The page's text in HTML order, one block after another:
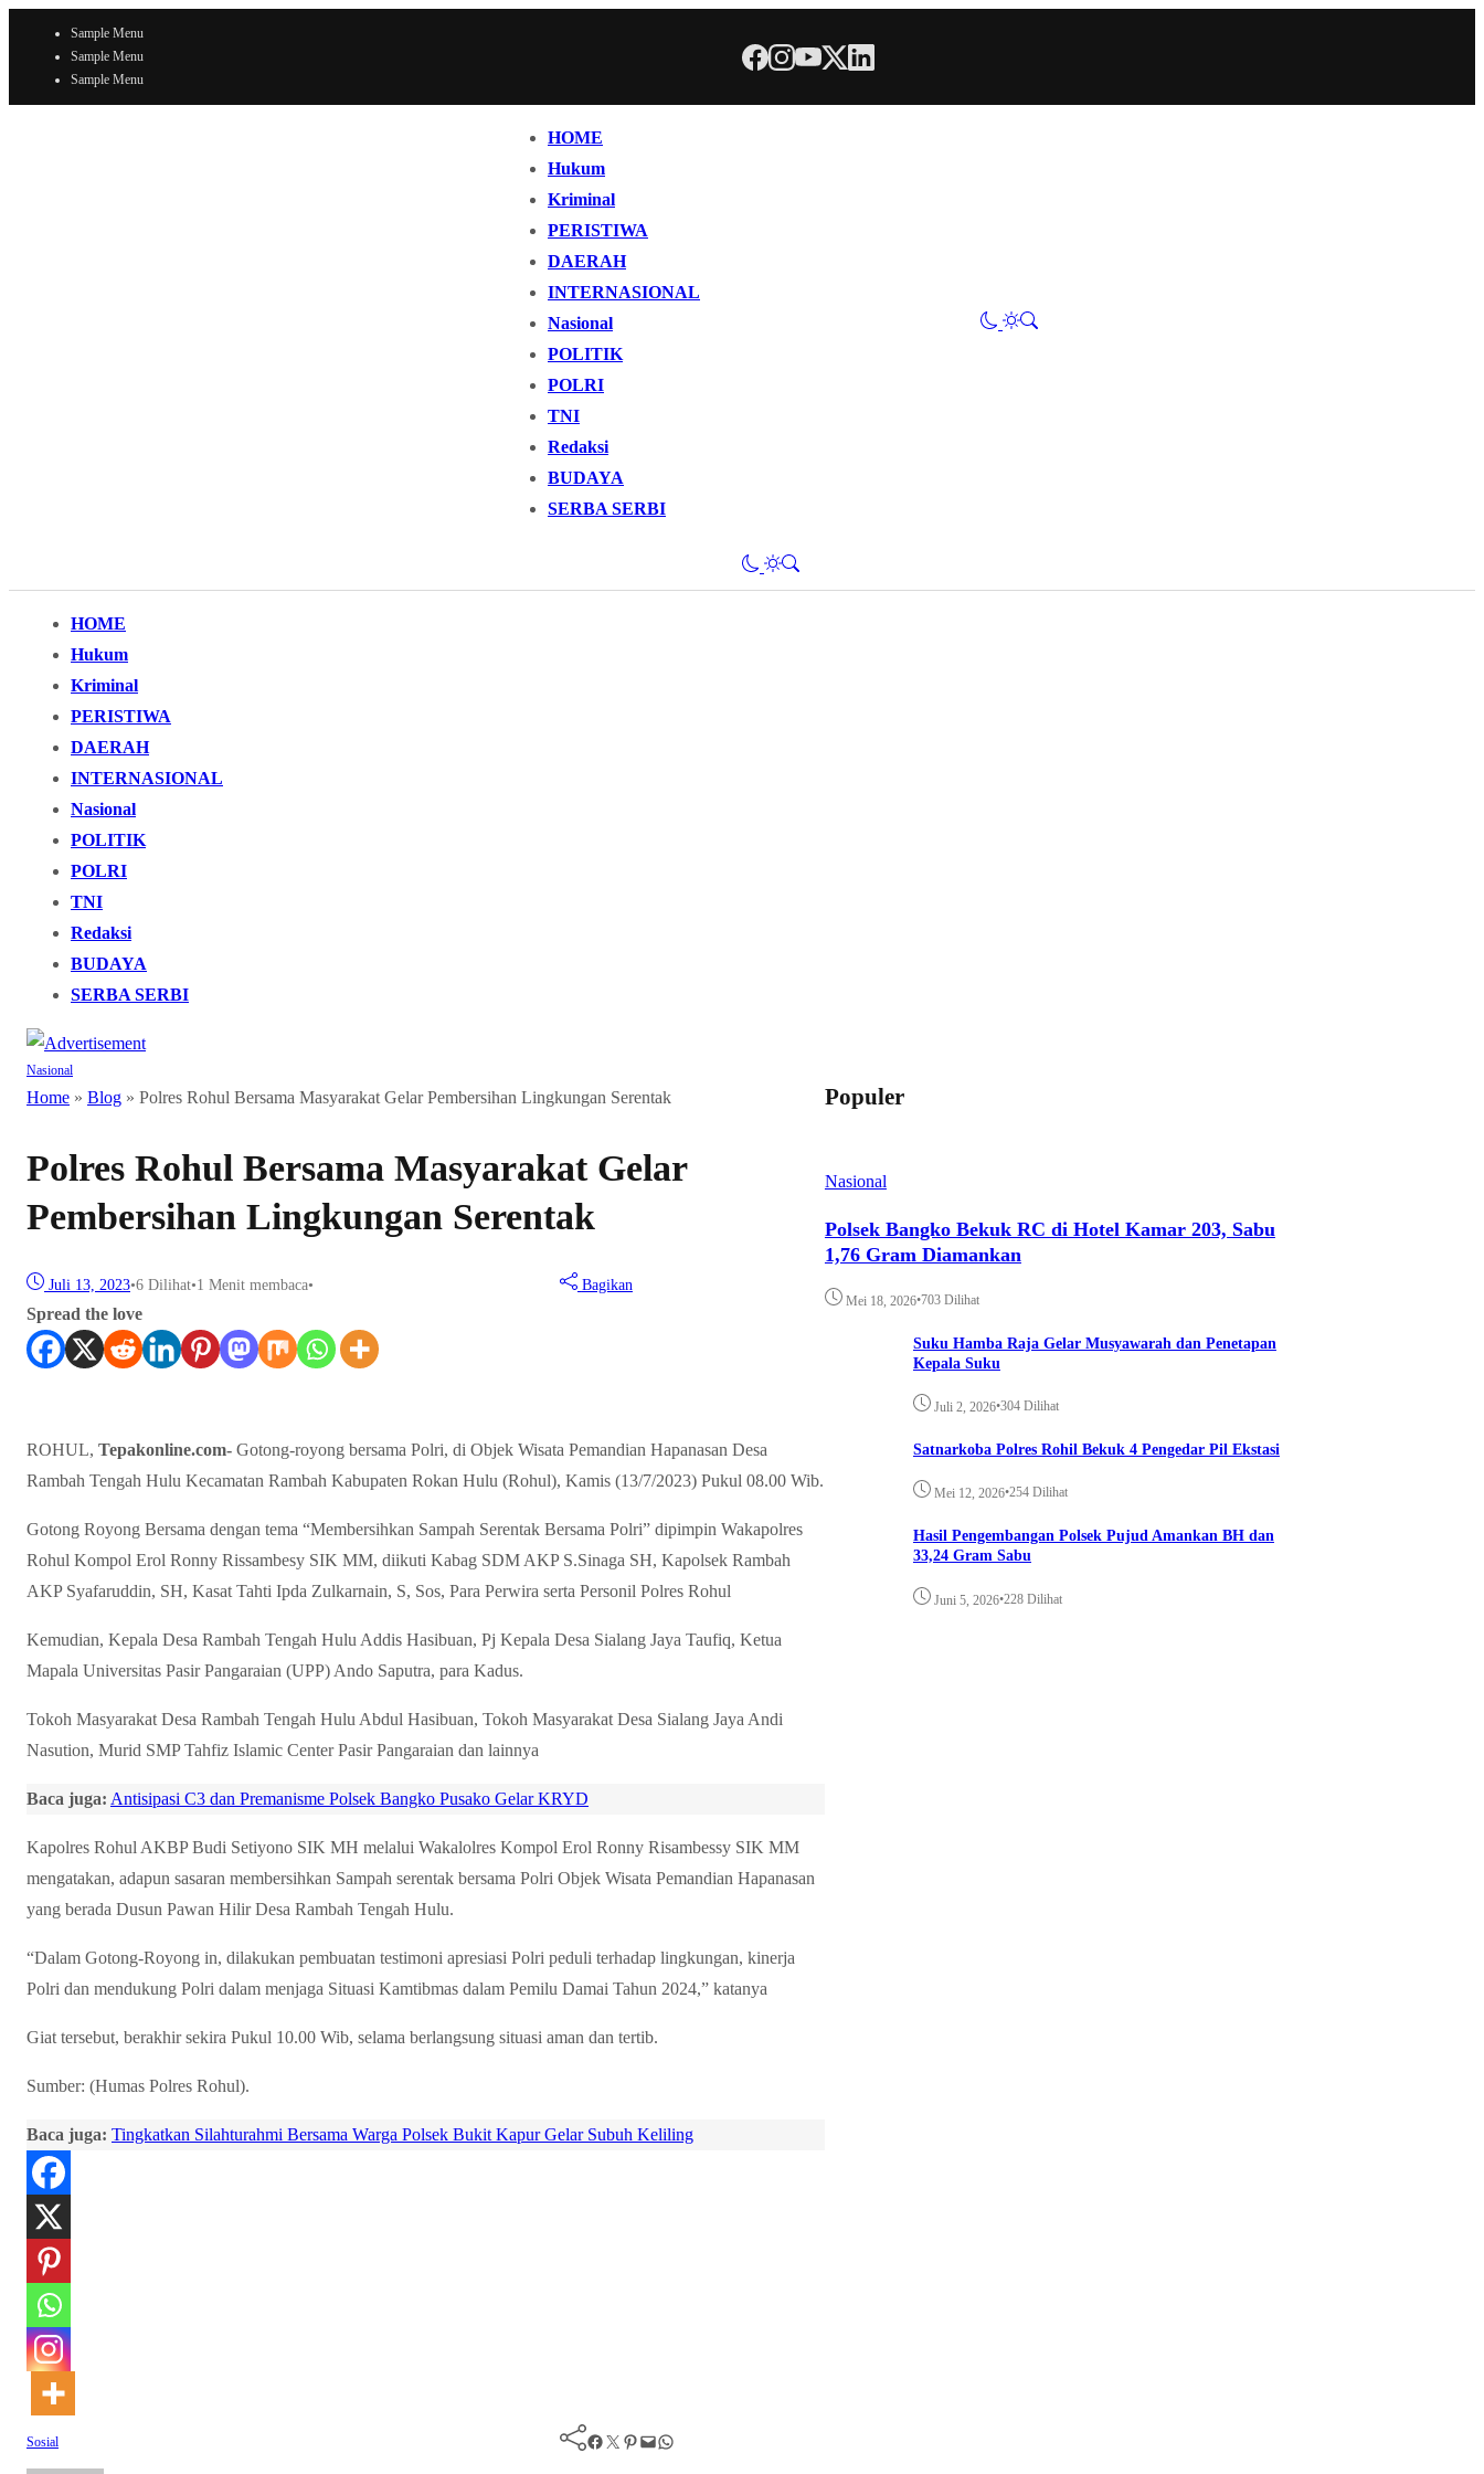
Sample Menu
Sample Menu
Sample Menu
HOME
Hukum
Kriminal
PERISTIWA
DAERAH
INTERNASIONAL
Nasional
POLITIK
POLRI
TNI
Redaksi
BUDAYA
SERBA SERBI
HOME
Hukum
Kriminal
PERISTIWA
DAERAH
INTERNASIONAL
Nasional
POLITIK
POLRI
TNI
Redaksi
BUDAYA
SERBA SERBI
Nasional
Home » Blog » Polres Rohul Bersama Masyarakat Gelar Pembersihan Lingkungan Serentak
Polres Rohul Bersama Masyarakat Gelar
Pembersihan Lingkungan Serentak
Juli 13, 2023•6 Dilihat•1 Menit membaca• Bagikan
Spread the love
ROHUL, Tepakonline.com- Gotong-royong bersama Polri, di Objek Wisata Pemandian Hapanasan Desa
Rambah Tengah Hulu Kecamatan Rambah Kabupaten Rokan Hulu (Rohul), Kamis (13/7/2023) Pukul 08.00 Wib.
Gotong Royong Bersama dengan tema “Membersihkan Sampah Serentak Bersama Polri” dipimpin Wakapolres
Rohul Kompol Erol Ronny Rissambesy SIK MM, diikuti Kabag SDM AKP S.Sinaga SH, Kapolsek Rambah
AKP Syafaruddin, SH, Kasat Tahti Ipda Zulkarnain, S, Sos, Para Perwira serta Personil Polres Rohul
Kemudian, Kepala Desa Rambah Tengah Hulu Addis Hasibuan, Pj Kepala Desa Sialang Jaya Taufiq, Ketua
Mapala Universitas Pasir Pangaraian (UPP) Ando Saputra, para Kadus.
Tokoh Masyarakat Desa Rambah Tengah Hulu Abdul Hasibuan, Tokoh Masyarakat Desa Sialang Jaya Andi
Nasution, Murid SMP Tahfiz Islamic Center Pasir Pangaraian dan lainnya
Baca juga: Antisipasi C3 dan Premanisme Polsek Bangko Pusako Gelar KRYD
Kapolres Rohul AKBP Budi Setiyono SIK MH melalui Wakalolres Kompol Erol Ronny Risambessy SIK MM
mengatakan, adapun sasaran membersihkan Sampah serentak bersama Polri Objek Wisata Pemandian Hapanasan
yang berada Dusun Pawan Hilir Desa Rambah Tengah Hulu.
“Dalam Gotong-Royong in, dilakukan pembuatan testimoni apresiasi Polri peduli terhadap lingkungan, kinerja
Polri dan mendukung Polri dalam menjaga Situasi Kamtibmas dalam Pemilu Damai Tahun 2024,” katanya
Giat tersebut, berakhir sekira Pukul 10.00 Wib, selama berlangsung situasi aman dan tertib.
Sumber: (Humas Polres Rohul).
Baca juga: Tingkatkan Silahturahmi Bersama Warga Polsek Bukit Kapur Gelar Subuh Keliling
Sosial Facebook Twitter Pinterest Mail WhatsApp
Populer
Nasional
Polsek Bangko Bekuk RC di Hotel Kamar 203, Sabu
1,76 Gram Diamankan
Mei 18, 2026•703 Dilihat
Suku Hamba Raja Gelar Musyawarah dan Penetapan
Kepala Suku
Juli 2, 2026•304 Dilihat
Satnarkoba Polres Rohil Bekuk 4 Pengedar Pil Ekstasi
Mei 12, 2026•254 Dilihat
Hasil Pengembangan Polsek Pujud Amankan BH dan
33,24 Gram Sabu
Juni 5, 2026•228 Dilihat